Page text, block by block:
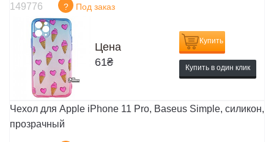
149776 ? Под заказ
Цена
61₴
Купить
Купить в один клик
Чехол для Apple iPhone 11 Pro, Baseus Simple, силикон,
прозрачный